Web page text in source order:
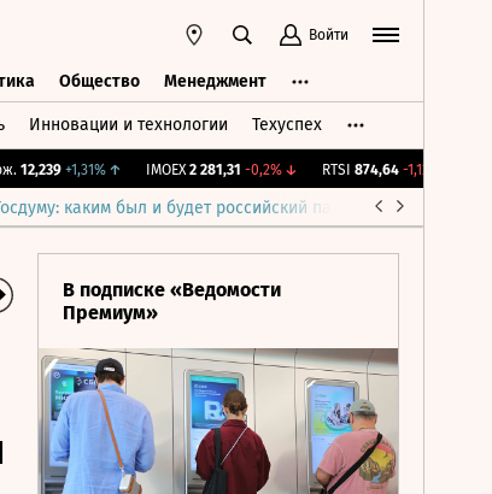
Войти
Общество Менеджмент
Инновации и технологии Техуспех
+1,31%↑ IMOEX 2 281,31 -0,2%↓ RTSI 874,64 -1,12%↓
каким был и будет российский парламент
В подписке «Ведомости
Премиум»